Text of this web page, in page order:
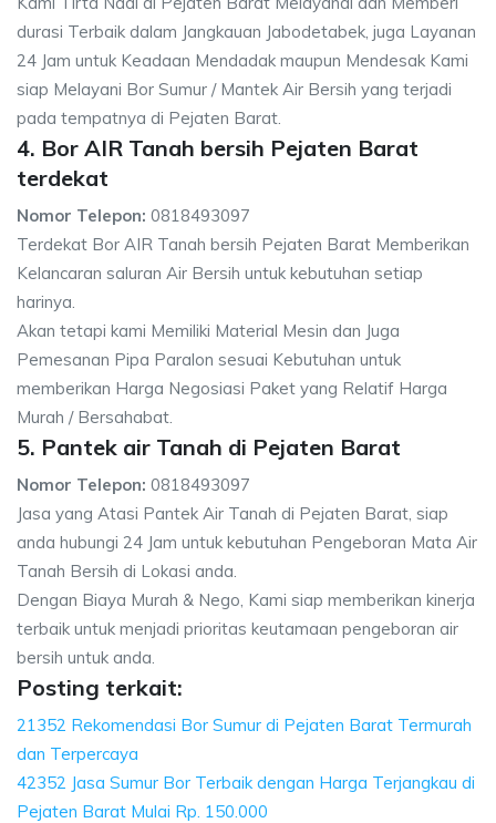
durasi Terbaik dalam Jangkauan Jabodetabek, juga Layanan
24 Jam untuk Keadaan Mendadak maupun Mendesak Kami
siap Melayani Bor Sumur / Mantek Air Bersih yang terjadi
pada tempatnya di Pejaten Barat.
4. Bor AIR Tanah bersih Pejaten Barat
terdekat
Nomor Telepon: 0818493097
Terdekat Bor AIR Tanah bersih Pejaten Barat Memberikan
Kelancaran saluran Air Bersih untuk kebutuhan setiap
harinya.
Akan tetapi kami Memiliki Material Mesin dan Juga
Pemesanan Pipa Paralon sesuai Kebutuhan untuk
memberikan Harga Negosiasi Paket yang Relatif Harga
Murah / Bersahabat.
5. Pantek air Tanah di Pejaten Barat
Nomor Telepon: 0818493097
Jasa yang Atasi Pantek Air Tanah di Pejaten Barat, siap
anda hubungi 24 Jam untuk kebutuhan Pengeboran Mata Air
Tanah Bersih di Lokasi anda.
Dengan Biaya Murah & Nego, Kami siap memberikan kinerja
terbaik untuk menjadi prioritas keutamaan pengeboran air
bersih untuk anda.
Posting terkait:
21352 Rekomendasi Bor Sumur di Pejaten Barat Termurah
dan Terpercaya
42352 Jasa Sumur Bor Terbaik dengan Harga Terjangkau di
Pejaten Barat Mulai Rp. 150.000